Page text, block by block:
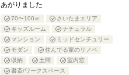
あがりました
70〜100㎡
さいたまエリア
キッズルーム
ナチュラル
マンション
ミッドセンチュリー
モダン
住んでる家のリノベ
収納
土間
室内窓
書斎/ワークスペース